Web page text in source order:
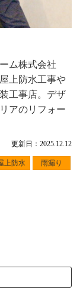
更新日：2025.12.12
上防水 雨漏り
ム株式会社
上防水工事や
工事店。デザ
アのリフォー